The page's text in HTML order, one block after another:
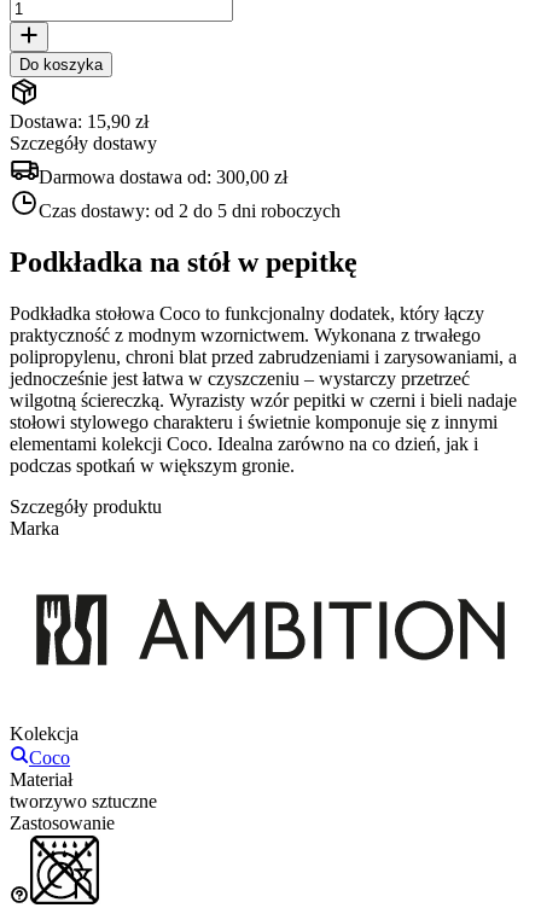
Do koszyka
Dostawa: 15,90 zł
Szczegóły dostawy
Darmowa dostawa od: 300,00 zł
Czas dostawy: od 2 do 5 dni roboczych
Podkładka na stół w pepitkę
Podkładka stołowa Coco to funkcjonalny dodatek, który łączy
praktyczność z modnym wzornictwem. Wykonana z trwałego
polipropylenu, chroni blat przed zabrudzeniami i zarysowaniami, a
jednocześnie jest łatwa w czyszczeniu – wystarczy przetrzeć
wilgotną ściereczką. Wyrazisty wzór pepitki w czerni i bieli nadaje
stołowi stylowego charakteru i świetnie komponuje się z innymi
elementami kolekcji Coco. Idealna zarówno na co dzień, jak i
podczas spotkań w większym gronie.
Szczegóły produktu
Marka
Kolekcja
Coco
Materiał
tworzywo sztuczne
Zastosowanie